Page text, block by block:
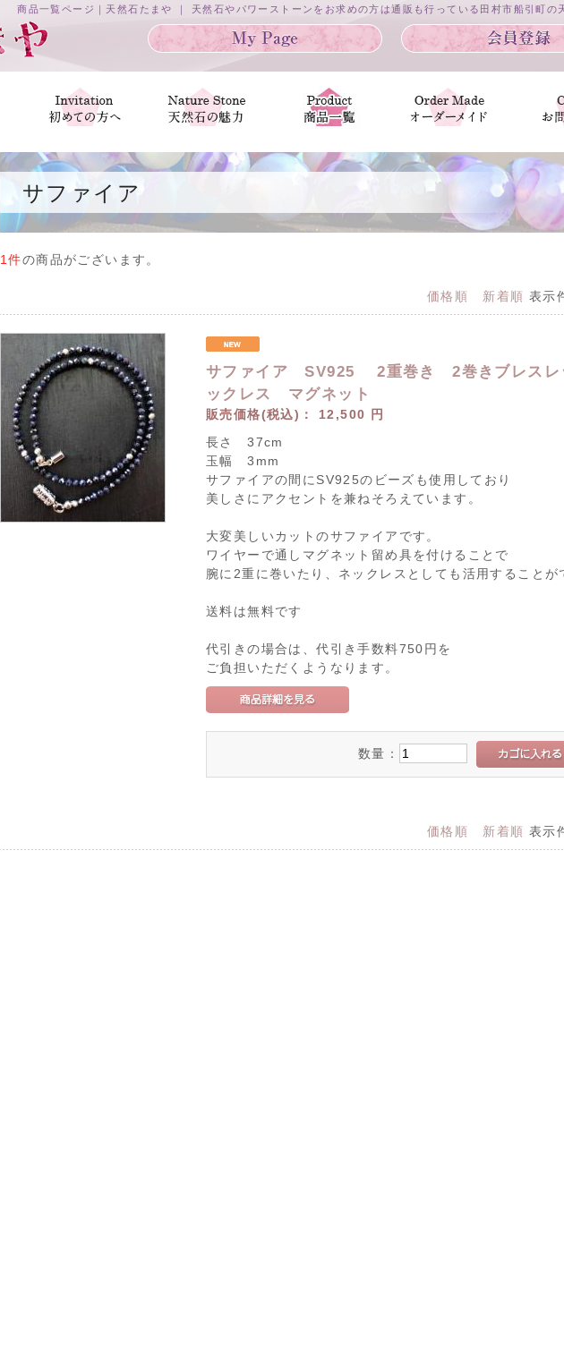
商品一覧ページ｜天然石たまや ｜ 天然石やパワーストーンをお求めの方は通販も行っている田村市船引町の
サファイア
1件の商品がございます。
価格順 新着順 表示
サファイア SV925 2重巻き 2巻きブレス
ックレス マグネット
販売価格(税込)： 12,500 円
長さ 37cm
玉幅 3mm
サファイアの間にSV925のビーズも使用しており
美しさにアクセントを兼ねそろえています。
大変美しいカットのサファイアです。
ワイヤーで通しマグネット留め具を付けることで
腕に2重に巻いたり、ネックレスとしても活用することが
送料は無料です
代引きの場合は、代引き手数料750円を
ご負担いただくようなります。
数量：
価格順 新着順 表示